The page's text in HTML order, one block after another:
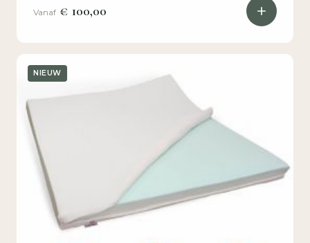
Vanaf € 100,00
NIEUW